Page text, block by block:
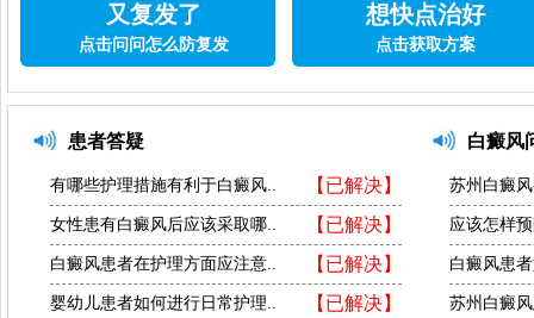
又复发了
点击问问怎么防复发
想快点治好
点击获取方案
患者答疑
【已解决】
有哪些护理措施有利于白癜风..
【已解决】
女性患有白癜风后应该采取哪..
【已解决】
白癜风患者在护理方面应注意..
【已解决】
婴幼儿患者如何进行日常护理..
白癜风
苏州白癜
应该怎样
白癜风患
苏州白癜